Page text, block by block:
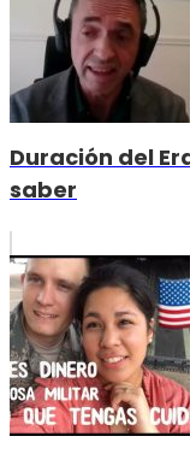
Duración del
saber